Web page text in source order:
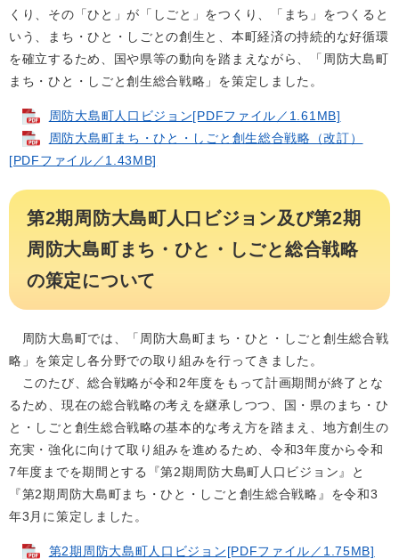
くり、その「ひと」が「しごと」をつくり、「まち」をつくると
いう、まち・ひと・しごとの創生と、本町経済の持続的な好循環
を確立するため、国や県等の動向を踏まえながら、「周防大島町
まち・ひと・しごと創生総合戦略」を策定しました。
周防大島町人口ビジョン[PDFファイル／1.61MB]
周防大島町まち・ひと・しごと創生総合戦略（改訂）
[PDFファイル／1.43MB]
第2期周防大島町人口ビジョン及び第2期
周防大島町まち・ひと・しごと総合戦略
の策定について
周防大島町では、「周防大島町まち・ひと・しごと創生総合戦
略」を策定し各分野での取り組みを行ってきました。
このたび、総合戦略が令和2年度をもって計画期間が終了とな
るため、現在の総合戦略の考えを継承しつつ、国・県のまち・ひ
と・しごと創生総合戦略の基本的な考え方を踏まえ、地方創生の
充実・強化に向けて取り組みを進めるため、令和3年度から令和
7年度までを期間とする『第2期周防大島町人口ビジョン』と
『第2期周防大島町まち・ひと・しごと創生総合戦略』を令和3
年3月に策定しました。
第2期周防大島町人口ビジョン[PDFファイル／1.75MB]